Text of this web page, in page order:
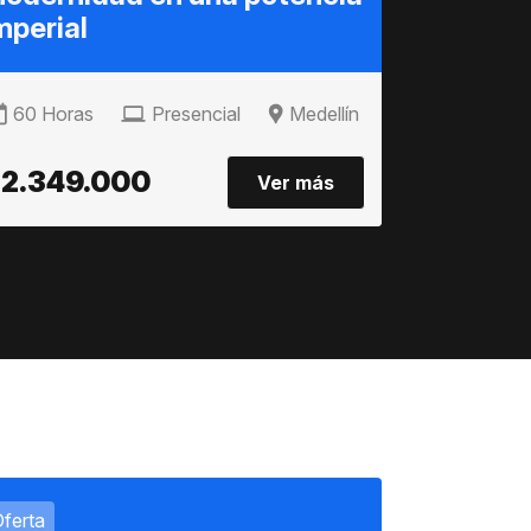
60 Horas Presencial Medellín
Ver más